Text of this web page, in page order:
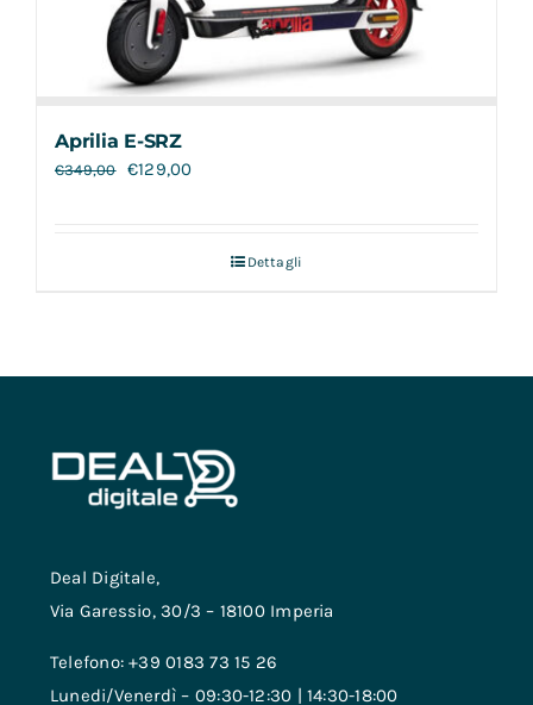
Aprilia E-SRZ
€349,00 €129,00
Dettagli
Deal Digitale,
Via Garessio, 30/3 – 18100 Imperia
Telefono: +39 0183 73 15 26
Lunedi/Venerdì – 09:30-12:30 | 14:30-18:00